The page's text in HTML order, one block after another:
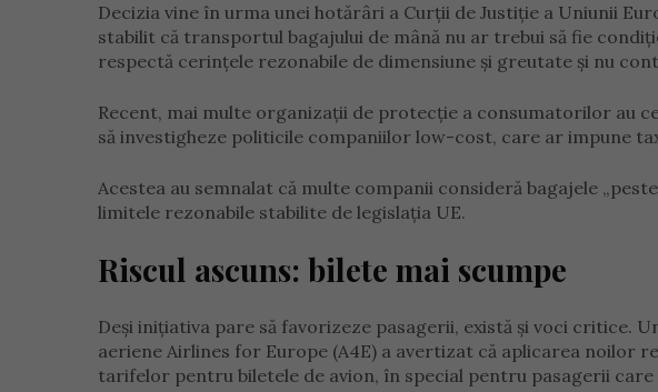
Decizia vine în urma unei hotărâri a Curții de Justiție a Uniunii
stabilit că transportul bagajului de mână nu ar trebui să fie
respectă cerințele rezonabile de dimensiune și greutate și nu
Recent, mai multe organizații de protecție a consumatorilor au
să investigheze politicile companiilor low-cost, care ar impune
Acestea au semnalat că multe companii consideră bagajele
limitele rezonabile stabilite de legislația UE.
Riscul ascuns: bilete mai scumpe
Deși inițiativa pare să favorizeze pasagerii, există și voci critice.
aeriene Airlines for Europe (A4E) a avertizat că aplicarea noilor
tarifelor pentru biletele de avion, în special pentru pasagerii care